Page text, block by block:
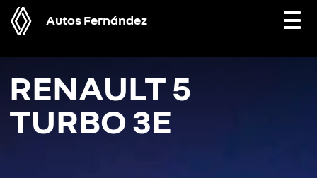
Autos Fernández
RENAULT 5
TURBO 3E